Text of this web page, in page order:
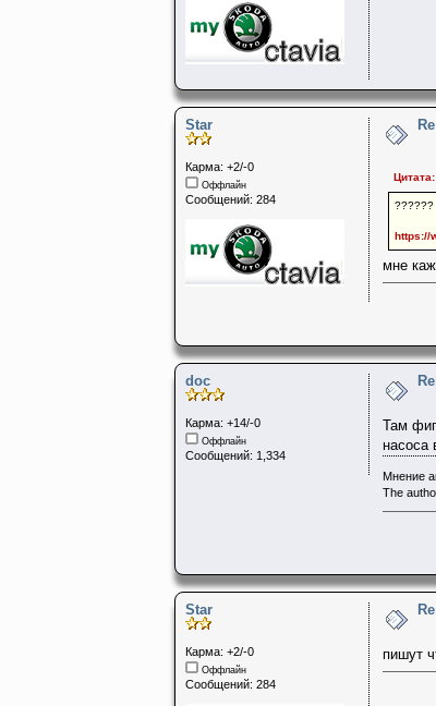
Star
Карма: +2/-0
Оффлайн
Сообщений: 284 ??????
https://
мне
doc
Карма: +14/-0
Оффлайн
Сообщений: 1,334
Там
насоса
Мнение
The
Star
Карма: +2/-0
Оффлайн
Сообщений: 284
пишут